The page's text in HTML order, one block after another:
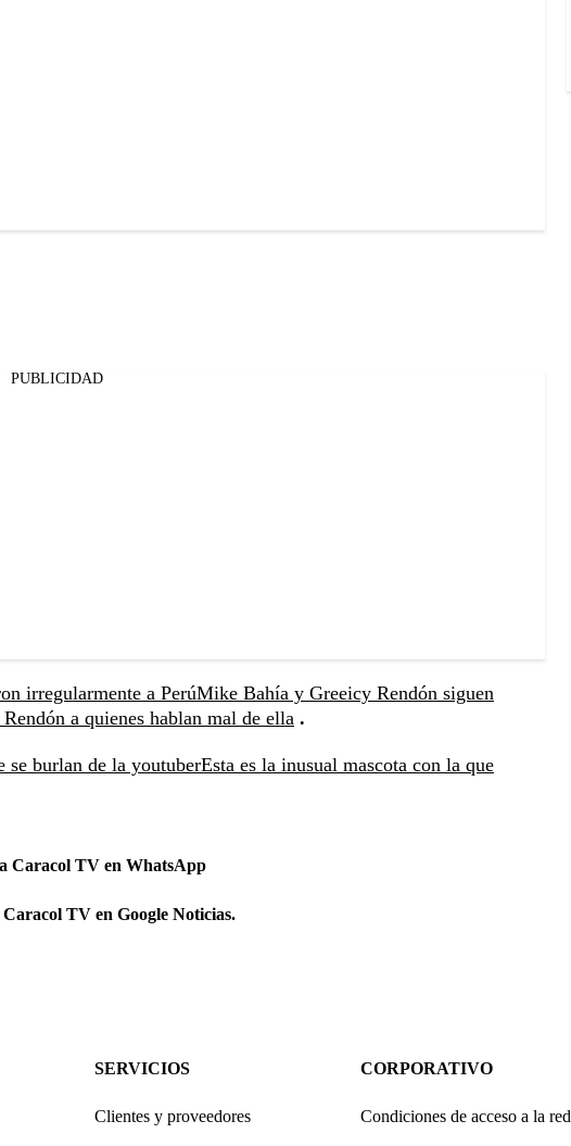
PUBLICIDAD
irregularmente a PerúMike Bahía y Greeicy Rendón siguen
a quienes hablan mal de ella .
se burlan de la youtuberEsta es la inusual mascota con la que
Caracol TV en WhatsApp
Caracol TV en Google Noticias.
SERVICIOS
Clientes y proveedores
CORPORATIVO
Condiciones de acceso a la red